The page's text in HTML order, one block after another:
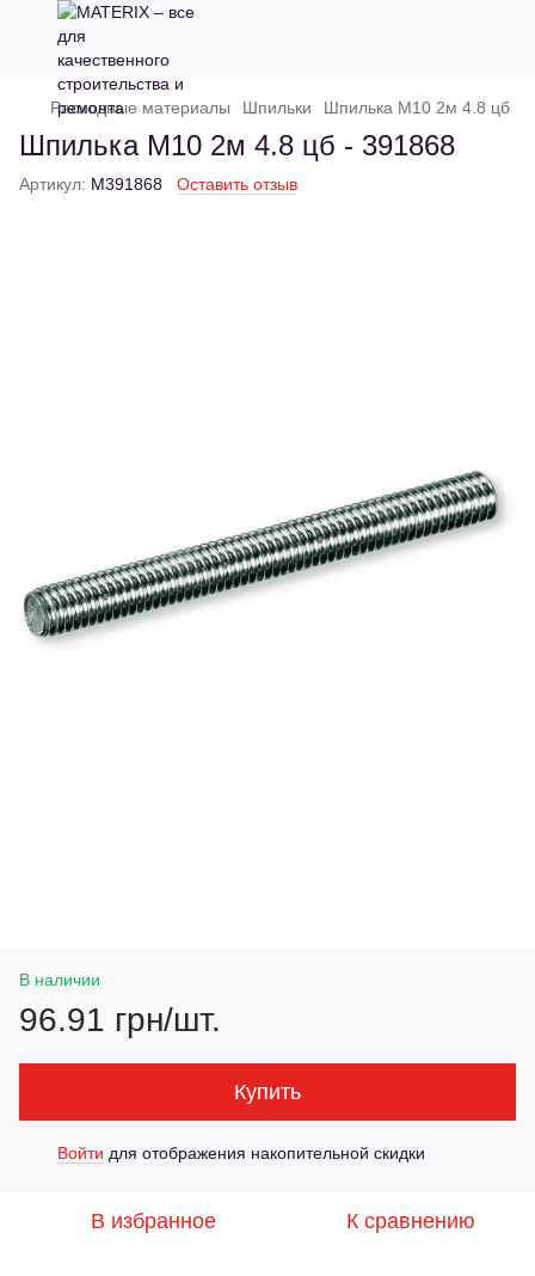
Расходные материалы Шпильки Шпилька М10 2м 4.8 цб
Шпилька М10 2м 4.8 цб - 391868
Артикул: M391868 Оставить отзыв
В наличии
96.91 грн/шт.
Купить
Войти для отображения накопительной скидки
В избранное К сравнению